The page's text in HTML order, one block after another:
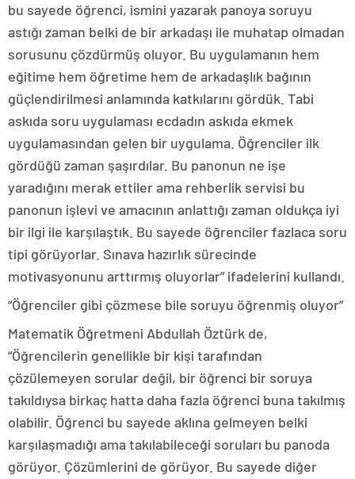
bu sayede öğrenci, ismini yazarak panoya soruyu
astığı zaman belki de bir arkadaşı ile muhatap olmadan
sorusunu çözdürmüş oluyor. Bu uygulamanın hem
eğitime hem öğretime hem de arkadaşlık bağının
güçlendirilmesi anlamında katkılarını gördük. Tabi
askıda soru uygulaması ecdadın askıda ekmek
uygulamasından gelen bir uygulama. Öğrenciler ilk
gördüğü zaman şaşırdılar. Bu panonun ne işe
yaradığını merak ettiler ama rehberlik servisi bu
panonun işlevi ve amacının anlattığı zaman oldukça iyi
bir ilgi ile karşılaştık. Bu sayede öğrenciler fazlaca soru
tipi görüyorlar. Sınava hazırlık sürecinde
motivasyonunu arttırmış oluyorlar” ifadelerini kullandı.
“Öğrenciler gibi çözmese bile soruyu öğrenmiş oluyor”
Matematik Öğretmeni Abdullah Öztürk de,
“Öğrencilerin genellikle bir kişi tarafından
çözülemeyen sorular değil, bir öğrenci bir soruya
takıldıysa birkaç hatta daha fazla öğrenci buna takılmış
olabilir. Öğrenci bu sayede aklına gelmeyen belki
karşılaşmadığı ama takılabileceği soruları bu panoda
görüyor. Çözümlerini de görüyor. Bu sayede diğer